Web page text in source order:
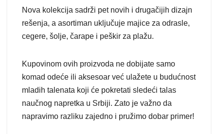
Nova kolekcija sadrži pet novih i drugačijih dizajn
rešenja, a asortiman uključuje majice za odrasle,
cegere, šolje, čarape i peškir za plažu.
Kupovinom ovih proizvoda ne dobijate samo
komad odeće ili aksesoar već ulažete u budućnost
mladih talenata koji će pokretati sledeći talas
naučnog napretka u Srbiji. Zato je važno da
napravimo razliku zajedno i pružimo dobar primer!